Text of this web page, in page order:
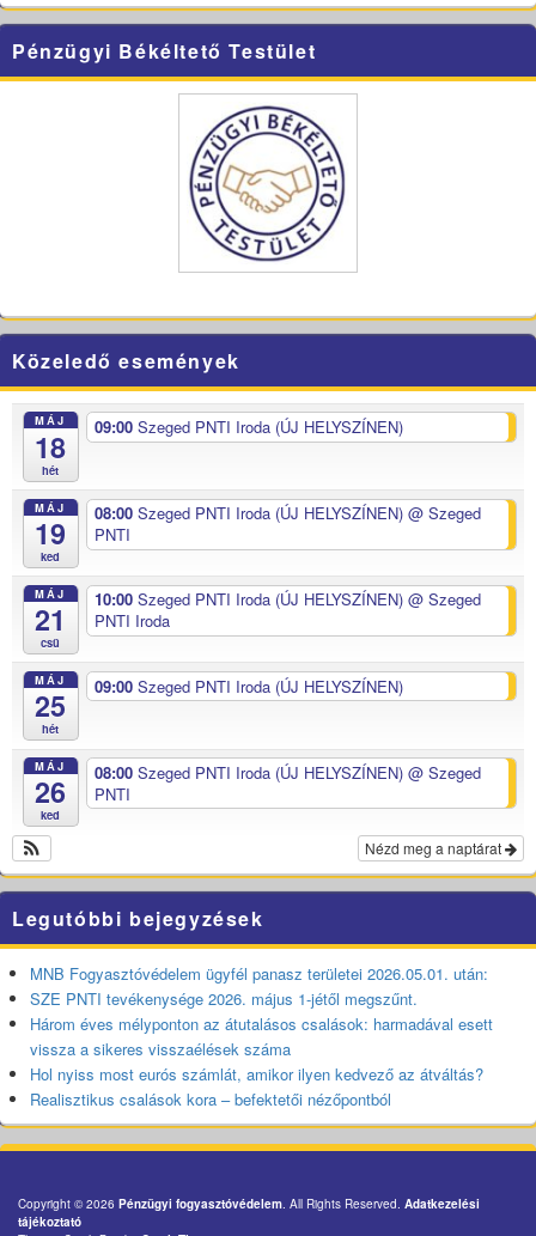
Pénzügyi Békéltető Testület
Közeledő események
MÁJ
18
hét
09:00 Szeged PNTI Iroda (ÚJ HELYSZÍNEN)
MÁJ
19
ked
08:00 Szeged PNTI Iroda (ÚJ HELYSZÍNEN) @ Szeged
PNTI
MÁJ
21
csü
10:00 Szeged PNTI Iroda (ÚJ HELYSZÍNEN) @ Szeged
PNTI Iroda
MÁJ
25
hét
09:00 Szeged PNTI Iroda (ÚJ HELYSZÍNEN)
MÁJ
26
ked
08:00 Szeged PNTI Iroda (ÚJ HELYSZÍNEN) @ Szeged
PNTI
Nézd meg a naptárat
Legutóbbi bejegyzések
MNB Fogyasztóvédelem ügyfél panasz területei 2026.05.01. után:
SZE PNTI tevékenysége 2026. május 1-jétől megszűnt.
Három éves mélyponton az átutalásos csalások: harmadával esett
vissza a sikeres visszaélések száma
Hol nyiss most eurós számlát, amikor ilyen kedvező az átváltás?
Realisztikus csalások kora – befektetői nézőpontból
Copyright © 2026 Pénzügyi fogyasztóvédelem . All Rights Reserved. Adatkezelési
tájékoztató